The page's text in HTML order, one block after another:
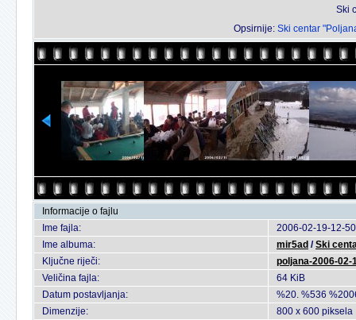
Ski
Opsirnije: Ski centar
Informacije o fajlu
Ime fajla:
2006-02-19-12-
Ime albuma:
mir5ad /Ski
Ključne riječi:
poljana-2006-02-
Veličina fajla:
64 KiB
Datum postavljanja:
%20. %536
Dimenzije:
800 x 600 piksela